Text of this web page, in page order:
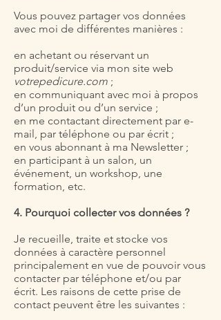
Vous pouvez partager vos données
avec moi de différentes manières :
en achetant ou réservant un
produit/service via mon site web
votrepedicure.com ;
en communiquant avec moi à propos
d’un produit ou d’un service ;
en me contactant directement par e-
mail, par téléphone ou par écrit ;
en vous abonnant à ma Newsletter ;
en participant à un salon, un
événement, un workshop, une
formation, etc.
4. Pourquoi collecter vos données ?
Je recueille, traite et stocke vos
données à caractère personnel
principalement en vue de pouvoir vous
contacter par téléphone et/ou par
écrit. Les raisons de cette prise de
contact peuvent être les suivantes :